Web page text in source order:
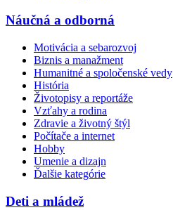
Náučná a odborná
Motivácia a sebarozvoj
Biznis a manažment
Humanitné a spoločenské vedy
História
Životopisy a reportáže
Vzťahy a rodina
Zdravie a životný štýl
Počítače a internet
Hobby
Umenie a dizajn
Ďalšie kategórie
Deti a mládež